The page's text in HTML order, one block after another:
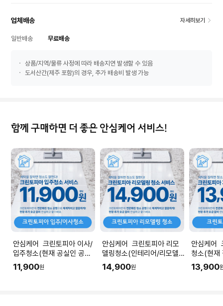
업체배송 자세히보기
일반배송 무료배송
상품/지역/물류 사정에 따라 배송지연 발생할 수 있음
도서산간(제주 포함)의 경우, 추가 배송비 발생 가능
함께 구매하면 더 좋은 안심케어 서비스!
안심케어 크린토피아 이사/
입주청소(현재 공실인 공간
청소) I 공간 평수에 맞춰 수
량을 입력해주세요.
11,900원
안심케어 크린토피아 리모
델링청소(인테리어/리모델
링 공사 직후) I 공간 평수에
맞춰 수량을 입력해주세요.
14,900원
안심케어
청소(현재
소) I 공간
을 입력해
13,900